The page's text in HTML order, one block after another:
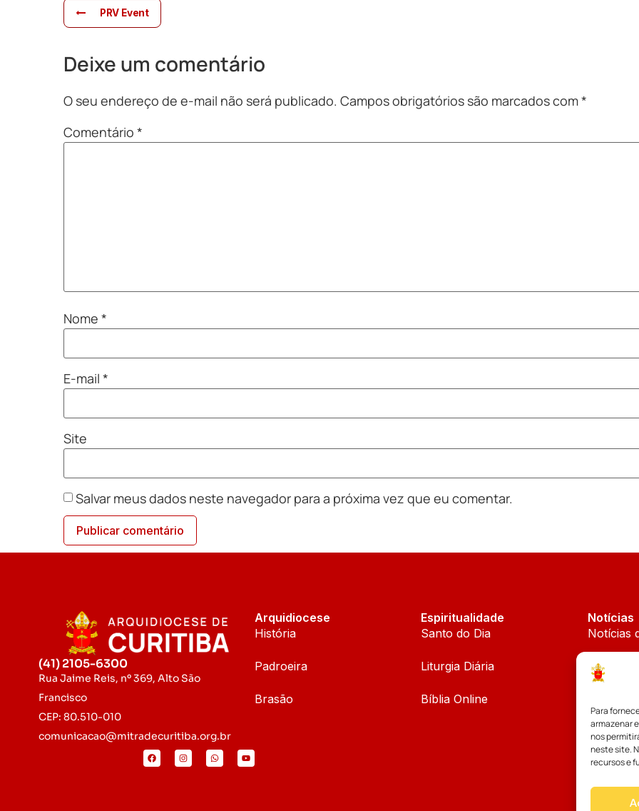
Para
armazenar
nos
neste site.
recursos e
PRV Event
Deixe um comentário
O seu endereço de e-mail não será publicado. Campos obrigatórios são marcados com*
Comentário *
Nome *
E-mail *
Site
Salvar meus dados neste navegador para a próxima vez que eu comentar.
(41) 2105-6300
Rua Jaime Reis, nº 369, Alto São
Francisco
CEP: 80.510-010
comunicacao@mitradecuritiba.org.br
Arquidiocese
História
Padroeira
Brasão
Espiritualidade
Santo do Dia
Liturgia Diária
Bíblia Online
Notícias
Notícias
Notícias
Palavra